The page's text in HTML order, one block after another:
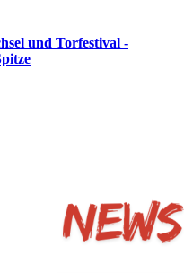
und Torfestival -